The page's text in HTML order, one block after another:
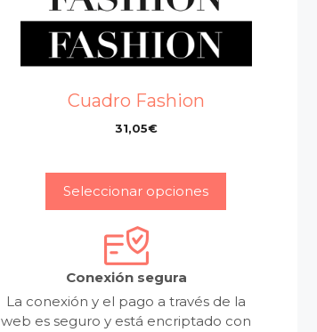
Cuadro Fashion
31,05€
Seleccionar opciones
Conexión segura
La conexión y el pago a través de la
web es seguro y está encriptado con